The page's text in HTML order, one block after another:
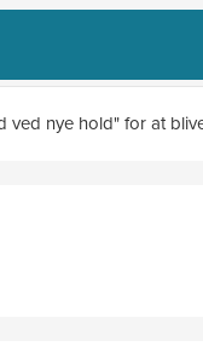
ved nye hold" for at